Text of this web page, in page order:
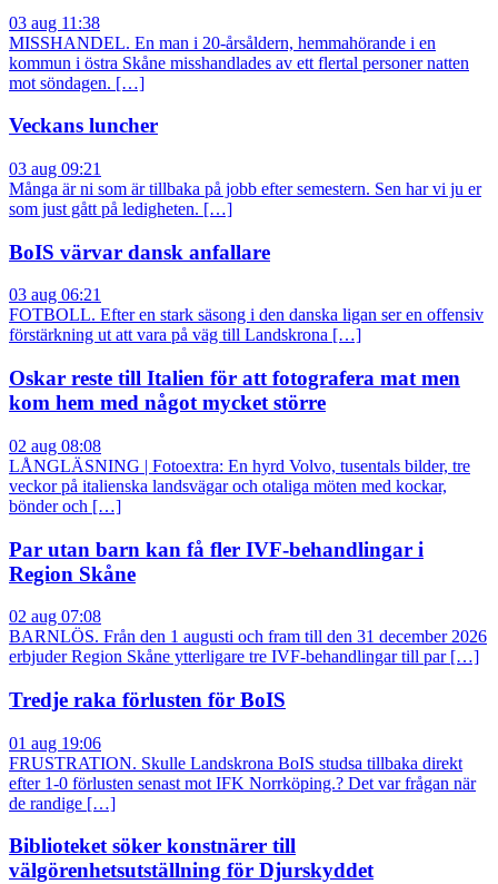
03 aug 11:38
MISSHANDEL. En man i 20-årsåldern, hemmahörande i en
kommun i östra Skåne misshandlades av ett flertal personer natten
mot söndagen. […]
Veckans luncher
03 aug 09:21
Många är ni som är tillbaka på jobb efter semestern. Sen har vi ju er
som just gått på ledigheten. […]
BoIS värvar dansk anfallare
03 aug 06:21
FOTBOLL. Efter en stark säsong i den danska ligan ser en offensiv
förstärkning ut att vara på väg till Landskrona […]
Oskar reste till Italien för att fotografera mat men
kom hem med något mycket större
02 aug 08:08
LÅNGLÄSNING | Fotoextra: En hyrd Volvo, tusentals bilder, tre
veckor på italienska landsvägar och otaliga möten med kockar,
bönder och […]
Par utan barn kan få fler IVF-behandlingar i
Region Skåne
02 aug 07:08
BARNLÖS. Från den 1 augusti och fram till den 31 december 2026
erbjuder Region Skåne ytterligare tre IVF-behandlingar till par […]
Tredje raka förlusten för BoIS
01 aug 19:06
FRUSTRATION. Skulle Landskrona BoIS studsa tillbaka direkt
efter 1-0 förlusten senast mot IFK Norrköping.? Det var frågan när
de randige […]
Biblioteket söker konstnärer till
välgörenhetsutställning för Djurskyddet